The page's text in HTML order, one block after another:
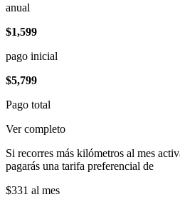
anual
$1,599
pago inicial
$5,799
Pago total
Ver completo
Si recorres más kilómetros al mes
pagarás una tarifa preferencial de
$331 al mes